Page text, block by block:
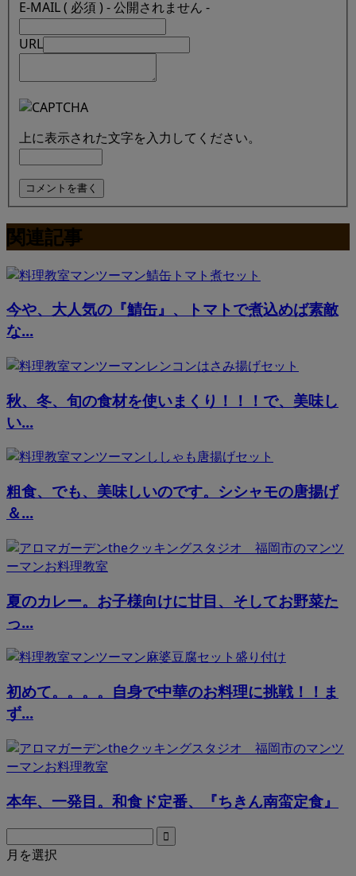
E-MAIL ( 必須 ) - 公開されません -
URL
上に表示された文字を入力してください。
関連記事
今や、大人気の『鯖缶』、トマトで煮込めば素敵
な...
秋、冬、旬の食材を使いまくり！！！で、美味し
い...
粗食、でも、美味しいのです。シシャモの唐揚げ
＆...
夏のカレー。お子様向けに甘目、そしてお野菜た
っ...
初めて。。。。自身で中華のお料理に挑戦！！ま
ず...
本年、一発目。和食ド定番、『ちきん南蛮定食』
月を選択